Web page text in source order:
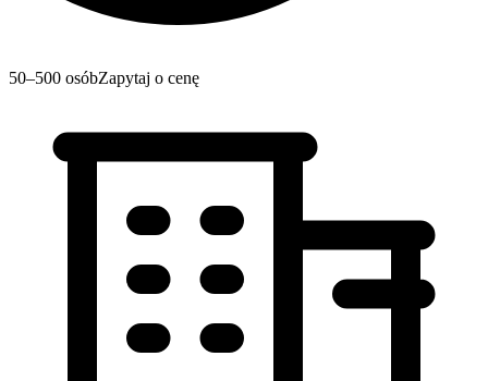
50–500 osóbZapytaj o cenę